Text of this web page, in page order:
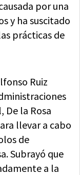
por una
y ha suscitado
prácticas de
Ruiz
De la Rosa
llevar a cabo
de
Subrayó que
a la